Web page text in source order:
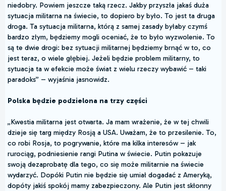
niedobry. Powiem jeszcze taką rzecz. Jakby przyszła jakaś duża
sytuacja militarna na świecie, to dopiero by było. To jest ta druga
droga. Ta sytuacja militarna, którą z samej zasady byłaby czymś
bardzo złym, będziemy mogli oceniać, że to było wyzwolenie. To
są te dwie drogi: bez sytuacji militarnej będziemy brnąć w to, co
jest teraz, o wiele głębiej. Jeżeli będzie problem militarny, to
sytuacja ta w efekcie może świat z wielu rzeczy wybawić – taki
paradoks” – wyjaśnia jasnowidz.
Polska będzie podzielona na trzy części
„Kwestia militarna jest otwarta. Ja mam wrażenie, że w tej chwili
dzieje się targ między Rosją a USA. Uważam, że to przesilenie. To,
co robi Rosja, to pogrywanie, które ma kilka interesów – jak
rurociąg, podniesienie rangi Putina w świecie. Putin pokazuje
swoją dezaprobatę dla tego, co się może militarnie na świecie
wydarzyć. Dopóki Putin nie będzie się umiał dogadać z Ameryką,
dopóty jakiś spokój mamy zabezpieczony. Ale Putin jest skłonny